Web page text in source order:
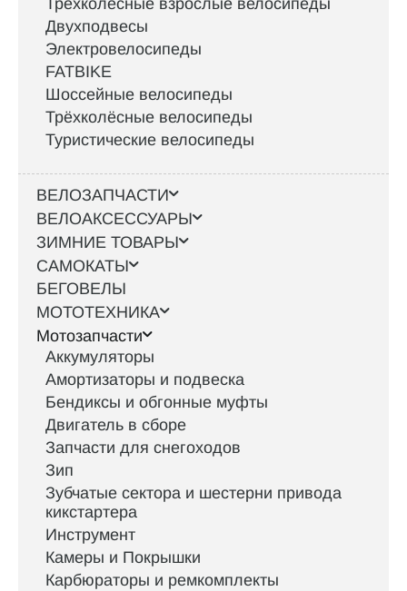
Трёхколёсные взрослые велосипеды
Двухподвесы
Электровелосипеды
FATBIKE
Шоссейные велосипеды
Трёхколёсные велосипеды
Туристические велосипеды
ВЕЛОЗАПЧАСТИ
ВЕЛОАКСЕССУАРЫ
ЗИМНИЕ ТОВАРЫ
САМОКАТЫ
БЕГОВЕЛЫ
МОТОТЕХНИКА
Мотозапчасти
Аккумуляторы
Амортизаторы и подвеска
Бендиксы и обгонные муфты
Двигатель в сборе
Запчасти для снегоходов
Зип
Зубчатые сектора и шестерни привода
кикстартера
Инструмент
Камеры и Покрышки
Карбюраторы и ремкомплекты